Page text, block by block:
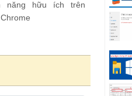
năng hữu ích trên